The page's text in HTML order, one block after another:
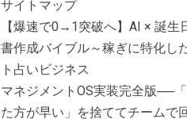
サイトマップ
【爆速で0→1突破へ】AI × 誕生
書作成バイブル～稼ぎに特化し
ト占いビジネス
マネジメントOS実装完全版──
た方が早い」を捨ててチームで